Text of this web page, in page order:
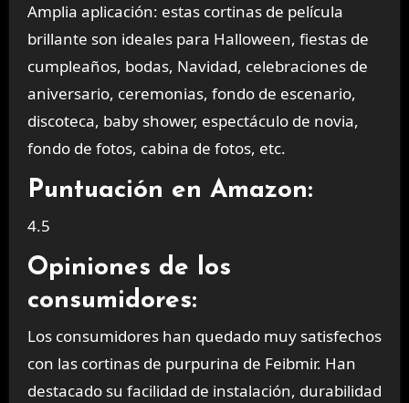
Amplia aplicación: estas cortinas de película
brillante son ideales para Halloween, fiestas de
cumpleaños, bodas, Navidad, celebraciones de
aniversario, ceremonias, fondo de escenario,
discoteca, baby shower, espectáculo de novia,
fondo de fotos, cabina de fotos, etc.
Puntuación en Amazon:
4.5
Opiniones de los
consumidores:
Los consumidores han quedado muy satisfechos
con las cortinas de purpurina de Feibmir. Han
destacado su facilidad de instalación, durabilidad